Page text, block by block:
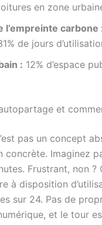
en zone
l’empreinte carbone
de jours
: 12% d’espace
et
pas un concept
concrète. Imaginez
Frustrant, non ?
à disposition
sur 24. Pas de
et le tour